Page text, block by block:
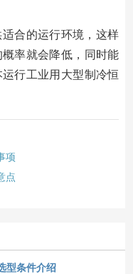
合的运行环境，这样
率就会降低，同时能
行工业用大型制冷恒
项
点
型条件介绍